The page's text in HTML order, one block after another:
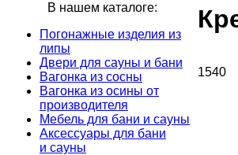
1540
В нашем каталоге:
Погонажные изделия из
липы
Двери для сауны и бани
Вагонка из сосны
Вагонка из осины от
производителя
Мебель для бани и сауны
Аксессуары для бани
и сауны